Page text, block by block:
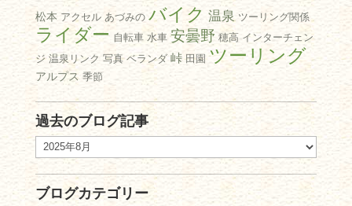
松本 アクセル あづみの バイク 温泉 ツーリング関係
ライダー 自転車 水車 安曇野 穂高 インターチェン
ジ 温泉リンク 写真 ベランダ 峠 田園 ツーリング
アルプス 季節
過去のブログ記事
過
去
の
ブ
ブログカテゴリー